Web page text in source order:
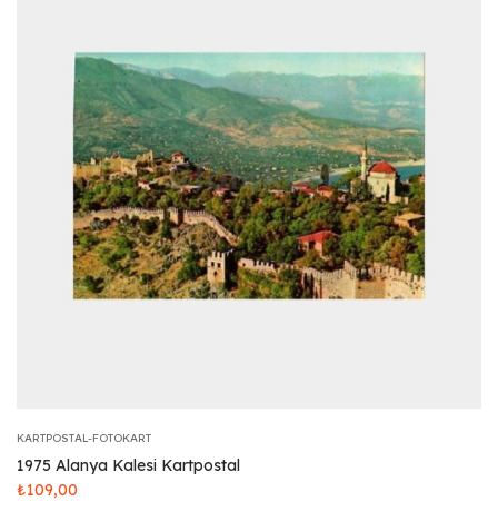
KARTPOSTAL-FOTOKART
1975 Alanya Kalesi Kartpostal
₺109,00